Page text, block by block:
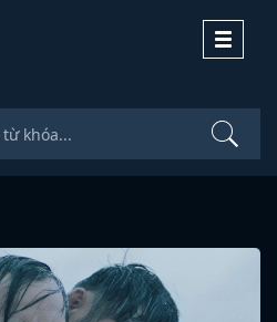
Toggle